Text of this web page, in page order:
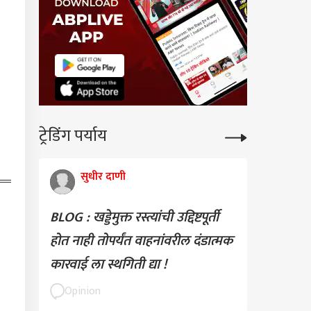
ट्रेडिंग पर्याय
सुधीर दाणी
BLOG : खड्डेमुक्त रस्त्यांची उद्दिष्टपूर्ती
होत नाही तोपर्यंत वाहनांवरील दंडात्मक
कारवाई ला स्थगिती द्या !
Opinion
वर्गातील मुलांचं
आरक्षण कधीपर्यंत
Gen Z चे थेट प्रश्न,
भागवतांचं रोखठोक
साधण्याचा प्रयत्न;
'आस्क मी एनीथिंग'
सुरू, म्हणाले, तुम्ही मला